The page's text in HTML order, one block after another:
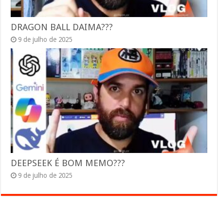
DRAGON BALL DAIMA???
9 de julho de 2025
DEEPSEEK É BOM MEMO???
9 de julho de 2025